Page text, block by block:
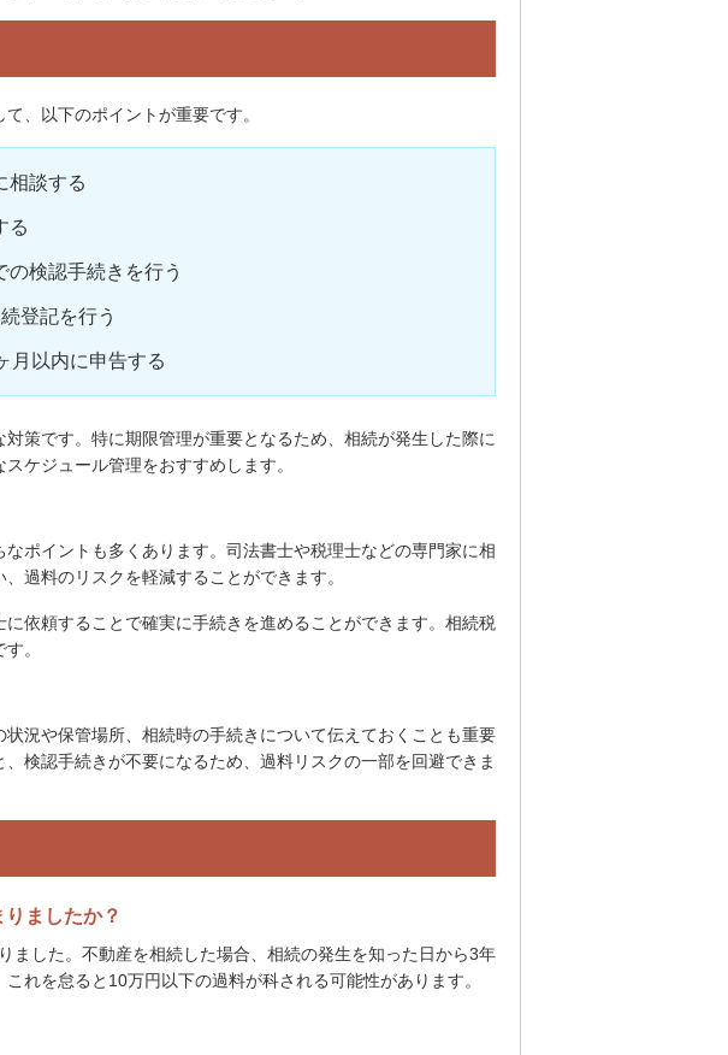
、以下のポイントが重要です。
相談する
る
検認手続きを行う
登記を行う
月以内に申告する
対策です。特に期限管理が重要となるため、相続が発生した際に
ケジュール管理をおすすめします。
ポイントも多くあります。司法書士や税理士などの専門家に相
過料のリスクを軽減することができます。
依頼することで確実に手続きを進めることができます。相続税
。
況や保管場所、相続時の手続きについて伝えておくことも重要
、検認手続きが不要になるため、過料リスクの一部を回避できま
ましたか？
ました。不動産を相続した場合、相続の発生を知った日から3年
れを怠ると10万円以下の過料が科される可能性があります。